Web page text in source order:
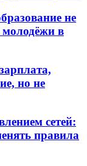
не
молодёжи в
но не
сетей:
правила